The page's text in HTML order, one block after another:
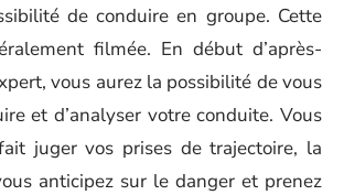
de conduire en groupe. Cette
filmée. En début d’après-
vous aurez la possibilité de vous
et d’analyser votre conduite. Vous
juger vos prises de trajectoire, la
anticipez sur le danger et prenez